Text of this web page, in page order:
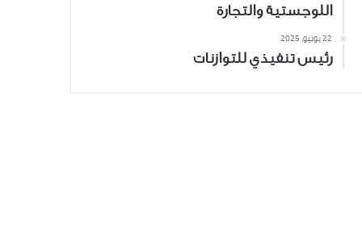
اللوجستية والتجارة
22 يونيو، 2025
رئيس تنفيذي للتوازنات